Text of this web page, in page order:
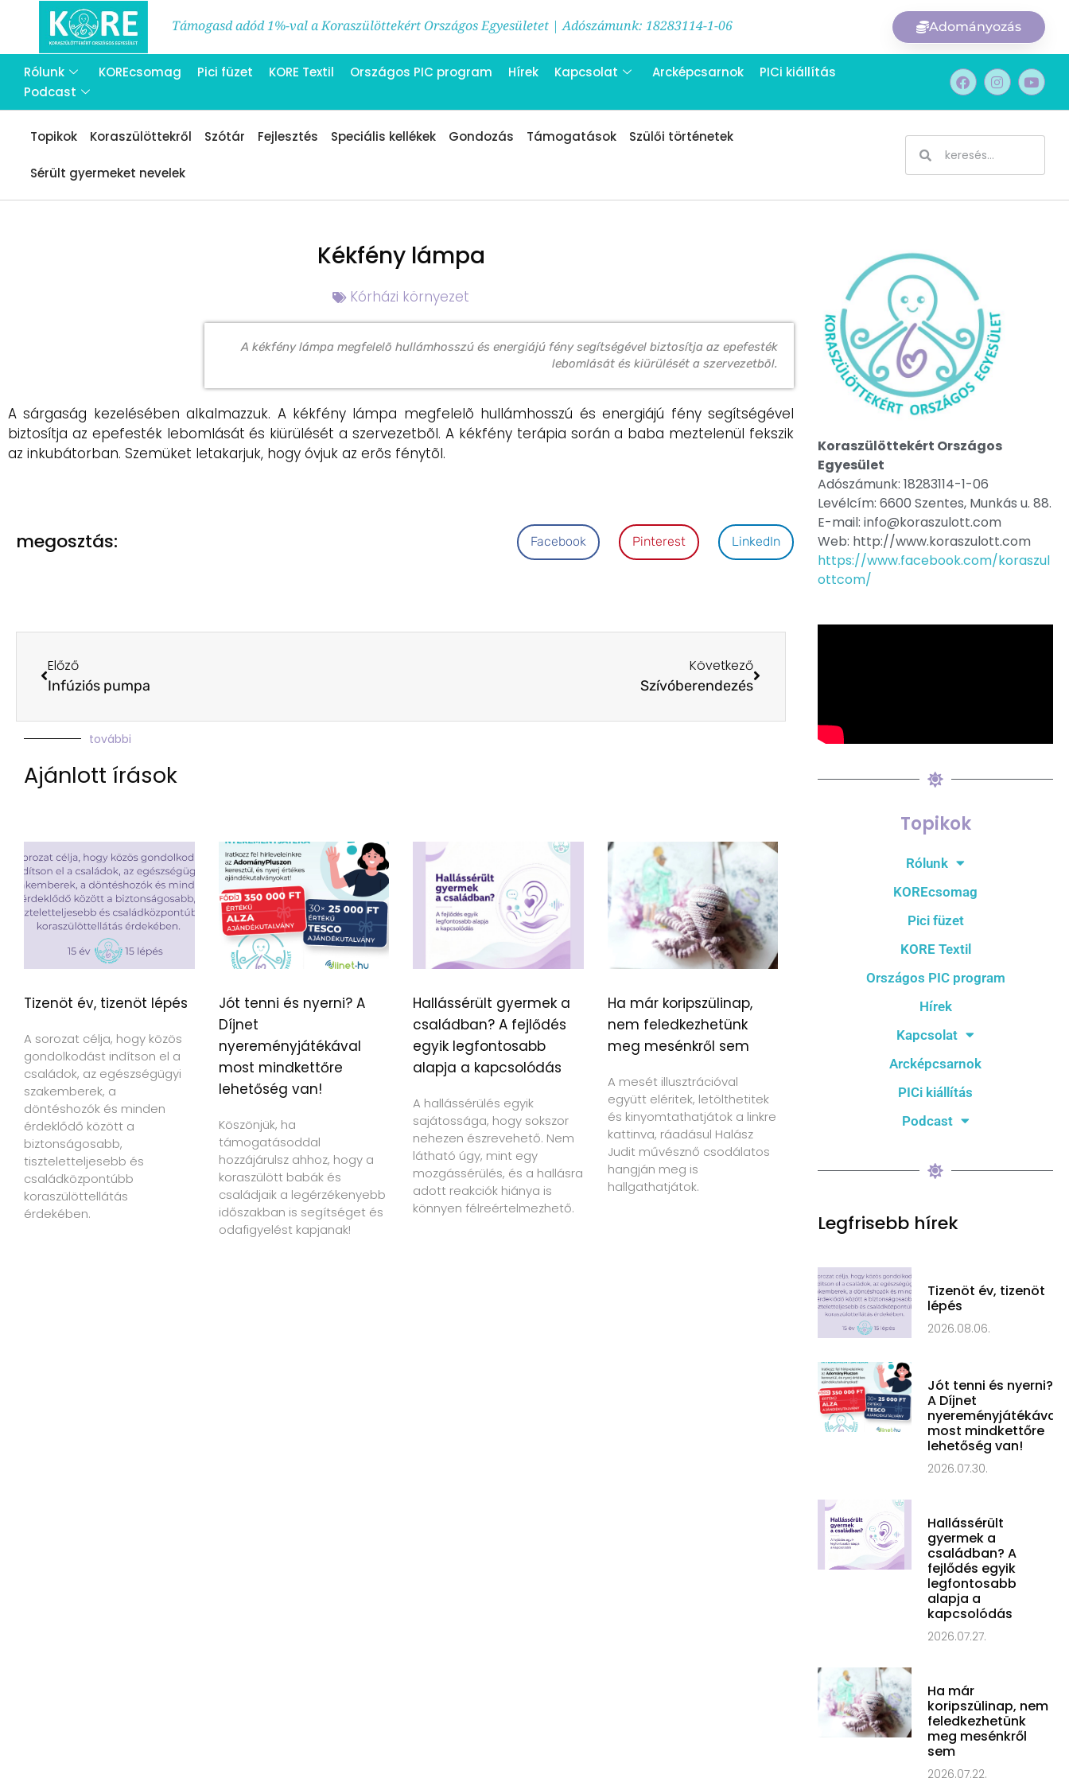
Támogasd adód 1%-val a Koraszülöttekért Országos Egyesületet | Adószámunk: 18283114-1-06 Adományozás
Rólunk KOREcsomag Pici füzet KORE Textil Országos PIC program Hírek Kapcsolat Arcképcsarnok
PICi kiállítás
Podcast
Topikok Koraszülöttekről Szótár Fejlesztés Speciális kellékek Gondozás Támogatások Szülői történetek
Sérült gyermeket nevelek
Kékfény lámpa
Kórházi környezet
A kékfény lámpa megfelelõ hullámhosszú és energiájú fény segítségével biztosítja az epefesték
lebomlását és kiürülését a szervezetbõl.
A sárgaság kezelésében alkalmazzuk. A kékfény lámpa megfelelõ hullámhosszú és energiájú fény segítségével
biztosítja az epefesték lebomlását és kiürülését a szervezetbõl. A kékfény terápia során a baba meztelenül fekszik
az inkubátorban. Szemüket letakarjuk, hogy óvjuk az erõs fénytõl.
megosztás: Facebook Pinterest LinkedIn
Előző
Infúziós pumpa
Következő
Szívóberendezés
további
Ajánlott írások
Tizenöt év, tizenöt lépés
A sorozat célja, hogy közös
gondolkodást indítson el a
családok, az egészségügyi
szakemberek, a
döntéshozók és minden
érdeklődő között a
biztonságosabb,
tiszteletteljesebb és
családközpontúbb
koraszülöttellátás
érdekében.
Jót tenni és nyerni? A
Díjnet
nyereményjátékával
most mindkettőre
lehetőség van!
Köszönjük, ha
támogatásoddal
hozzájárulsz ahhoz, hogy a
koraszülött babák és
családjaik a legérzékenyebb
időszakban is segítséget és
odafigyelést kapjanak!
Hallássérült gyermek a
családban? A fejlődés
egyik legfontosabb
alapja a kapcsolódás
A hallássérülés egyik
sajátossága, hogy sokszor
nehezen észrevehető. Nem
látható úgy, mint egy
mozgássérülés, és a hallásra
adott reakciók hiánya is
könnyen félreértelmezhető.
Ha már koripszülinap,
nem feledkezhetünk
meg mesénkről sem
A mesét illusztrációval
együtt eléritek, letölthetitek
és kinyomtathatjátok a linkre
kattinva, ráadásul Halász
Judit művésznő csodálatos
hangján meg is
hallgathatjátok.
Koraszülöttekért Országos
Egyesület
Adószámunk: 18283114-1-06
Levélcím: 6600 Szentes, Munkás u. 88.
E-mail: info@koraszulott.com
Web: http://www.koraszulott.com
https://www.facebook.com/koraszul
ottcom/
Topikok
Rólunk
KOREcsomag
Pici füzet
KORE Textil
Országos PIC program
Hírek
Kapcsolat
Arcképcsarnok
PICi kiállítás
Podcast
Legfrisebb hírek
Tizenöt év, tizenöt
lépés
2026.08.06.
Jót tenni és nyerni?
A Díjnet
nyereményjátékával
most mindkettőre
lehetőség van!
2026.07.30.
Hallássérült
gyermek a
családban? A
fejlődés egyik
legfontosabb
alapja a
kapcsolódás
2026.07.27.
Ha már
koripszülinap, nem
feledkezhetünk
meg mesénkről
sem
2026.07.22.